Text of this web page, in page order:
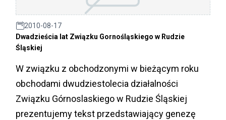
2010-08-17
Dwadzieścia lat Związku Gornośląskiego w Rudzie
Śląskiej
W związku z obchodzonymi w bieżącym roku
obchodami dwudziestolecia działalności
Związku Górnoslaskiego w Rudzie Śląskiej
prezentujemy tekst przedstawiający genezę